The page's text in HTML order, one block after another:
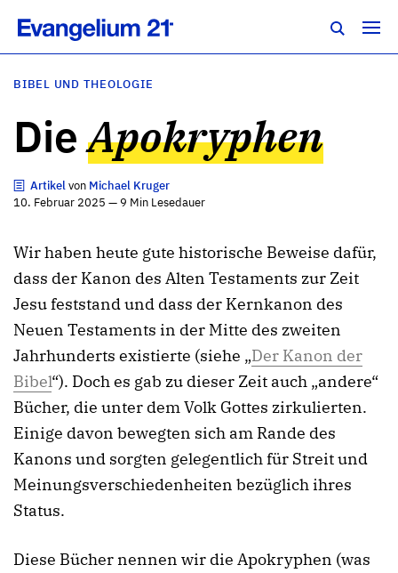
BIBEL UND THEOLOGIE
DieApokryphen
Artikelvon Michael Kruger
10. Februar 2025 — 9 Min Lesedauer
Wir haben heute gute historische Beweise dafür,
dass der Kanon des Alten Testaments zur Zeit
Jesu feststand und dass der Kernkanon des
Neuen Testaments in der Mitte des zweiten
Jahrhunderts existierte (siehe „Der Kanon der
Bibel“). Doch es gab zu dieser Zeit auch „andere“
Bücher, die unter dem Volk Gottes zirkulierten.
Einige davon bewegten sich am Rande des
Kanons und sorgten gelegentlich für Streit und
Meinungsverschiedenheiten bezüglich ihres
Status.
Diese Bücher nennen wir die Apokryphen (was